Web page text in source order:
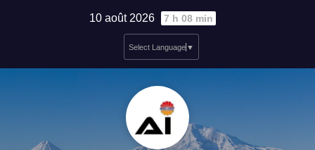
10 août 2026 7 h 08 min
Select Language ▼